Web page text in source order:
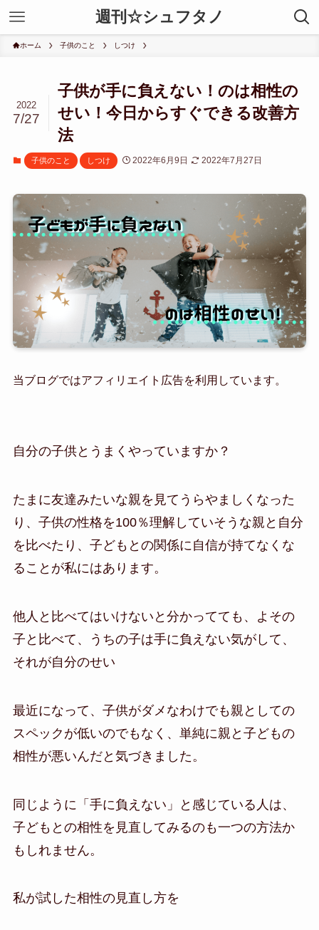
週刊☆シュフタノ
ホーム 子供のこと しつけ
子供が手に負えない！のは相性の
せい！今日からすぐできる改善方
法
2022
7/27
子供のこと しつけ 2022年6月9日 2022年7月27日
当ブログではアフィリエイト広告を利用しています。
自分の子供とうまくやっていますか？
たまに友達みたいな親を見てうらやましくなった
り、子供の性格を100％理解していそうな親と自分
を比べたり、子どもとの関係に自信が持てなくな
ることが私にはあります。
他人と比べてはいけないと分かってても、よその
子と比べて、うちの子は手に負えない気がして、
それが自分のせい
最近になって、子供がダメなわけでも親としての
スペックが低いのでもなく、単純に親と子どもの
相性が悪いんだと気づきました。
同じように「手に負えない」と感じている人は、
子どもとの相性を見直してみるのも一つの方法か
もしれません。
私が試した相性の見直し方を